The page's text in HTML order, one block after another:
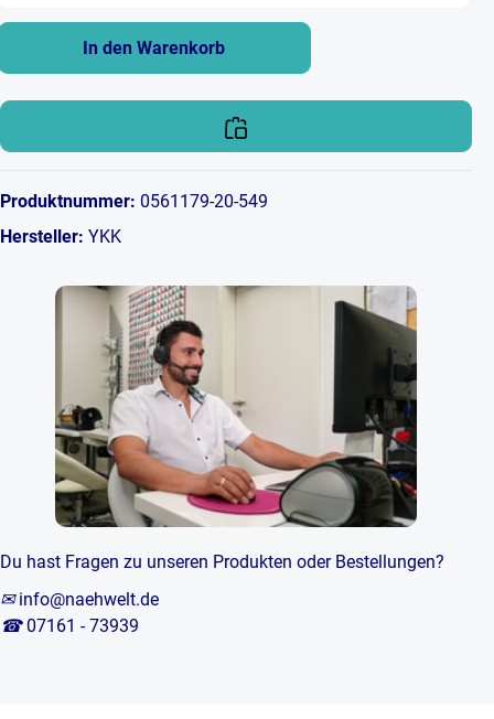
In den Warenkorb
Produktnummer: 0561179-20-549
Hersteller: YKK
Du hast Fragen zu unseren Produkten oder Bestellungen?
✉ info@naehwelt.de
☎ 07161 - 73939